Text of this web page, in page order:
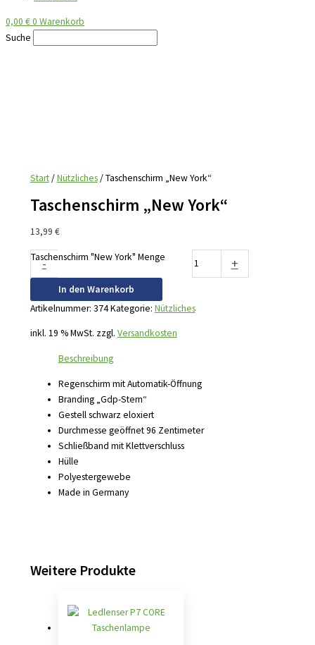
0,00 €0 Warenkorb
Suche
Start/Nützliches/ Taschenschirm „New York“
Taschenschirm „New York“
13,99 €
-
Taschenschirm "New York" Menge +
In den Warenkorb
Artikelnummer: 374Kategorie: Nützliches
inkl. 19 % MwSt. zzgl. Versandkosten
Beschreibung
Regenschirm mit Automatik-Öffnung
Branding „Gdp-Stern“
Gestell schwarz eloxiert
Durchmesse geöffnet 96 Zentimeter
Schließband mit Klettverschluss
Hülle
Polyestergewebe
Made in Germany
Weitere Produkte